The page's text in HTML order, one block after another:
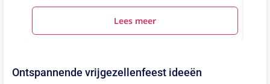
Lees meer
Ontspannende vrijgezellenfeest ideeën